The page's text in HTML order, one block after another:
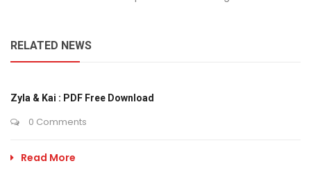
RELATED NEWS
Zyla & Kai : PDF Free Download
0 Comments
Read More